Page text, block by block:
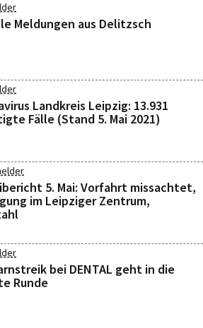
Meldungen aus Delitzsch
Landkreis Leipzig: 13.931
Fälle (Stand 5. Mai 2021)
5. Mai: Vorfahrt missachtet,
im Leipziger Zentrum,
bei DENTAL geht in die
Runde